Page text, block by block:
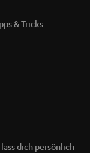
& Tricks
dich persönlich